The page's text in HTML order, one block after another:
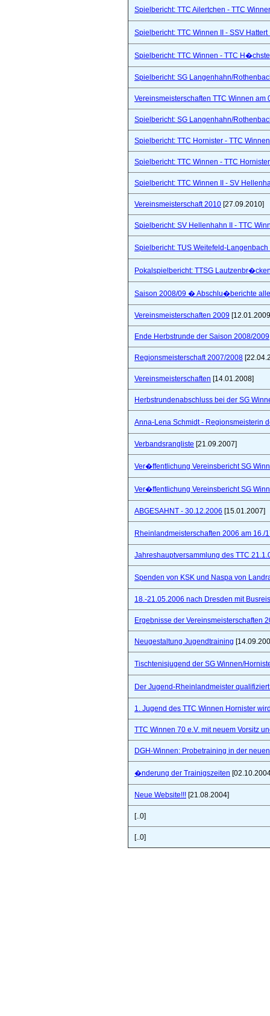
Spielbericht: TTC Ailertchen - TTC
Spielbericht: TTC Winnen II - SSV
Spielbericht: TTC Winnen - TTC
Spielbericht: SG Langenhahn/
Vereinsmeisterschaften TTC Winnen am
Spielbericht: SG Langenhahn/
Spielbericht: TTC Hornister - TTC
Spielbericht: TTC Winnen - TTC
Spielbericht: TTC Winnen II - SV
Vereinsmeisterschaft 2010 [27.09.2010]
Spielbericht: SV Hellenhahn II - TTC
Spielbericht: TUS Weitefeld-
Pokalspielbericht: TTSG
Saison 2008/09 � Abschlu�berichte
Vereinsmeisterschaften 2009
Ende Herbstrunde der Saison 2008/2009
Regionsmeisterschaft 2007/2008
Vereinsmeisterschaften [14.01.2008]
Herbstrundenabschluss bei der SG
Anna-Lena Schmidt - Regionsmeisterin
Verbandsrangliste [21.09.2007]
Ver�ffentlichung Vereinsbericht SG
Ver�ffentlichung Vereinsbericht SG
ABGESAHNT - 30.12.2006 [15.01.2007]
Rheinlandmeisterschaften 2006 am
Jahreshauptversammlung des TTC
Spenden von KSK und Naspa von
18.-21.05.2006 nach Dresden mit
Ergebnisse der Vereinsmeisterschaften
Neugestaltung Jugendtraining
Tischtenisjugend der SG Winnen/
Der Jugend-Rheinlandmeister
1. Jugend des TTC Winnen Hornister
TTC Winnen 70 e.V. mit neuem Vorsitz
DGH-Winnen: Probetraining in der
�nderung der Trainigszeiten
Neue Website!!! [21.08.2004]
[..0]
[..0]